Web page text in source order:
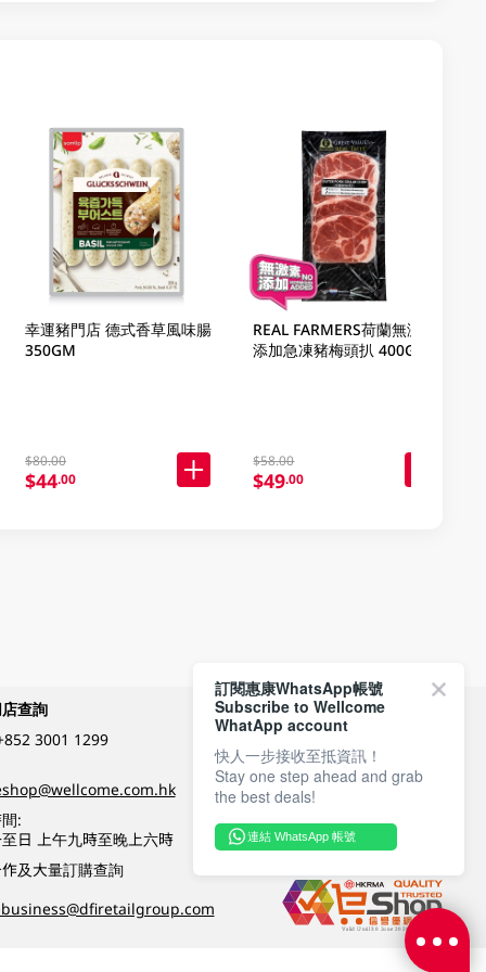
幸運豬門店 德式香草風味腸
350GM
$80.00
$44.00
REAL FARMERS荷蘭無激素
添加急凍豬梅頭扒 400GM
$58.00
$49.00
查詢
3001 1299
:
日 上午九時至晚上六時
及大量訂購查詢
付款方式
關注我們
訂閱惠康WhatsApp帳號
Subscribe to Wellcome
WhatApp account
快人一步接收至抵資訊！
Stay one step ahead and grab
the best deals!
連結 WhatsApp 帳號